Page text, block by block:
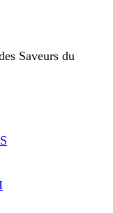
Saveurs du